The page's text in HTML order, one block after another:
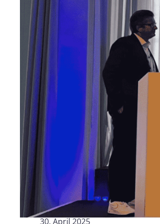
Archive
Document Management System
Zur Organisation, Klassifizierung und Suche
Unternehmensdokumenten
Enterprise Content Management
Optimales Daten- und
Informationsmanagement
Long Term Archiving
Ein Hub für die rechtssichere
Langzeitarchivierung von Dokumenten
Herstellung
30. April 2025